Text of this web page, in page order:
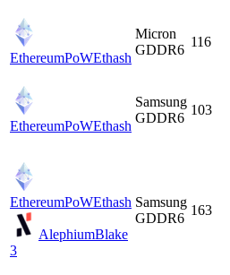
EthereumPoWEthash
Micron
GDDR6
116
EthereumPoWEthash
Samsung
GDDR6
103
EthereumPoWEthash
AlephiumBlake
3
Samsung
GDDR6
163